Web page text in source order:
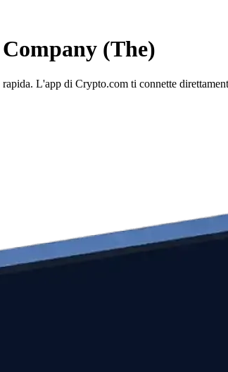
(The)
L'app di Crypto.com ti connette